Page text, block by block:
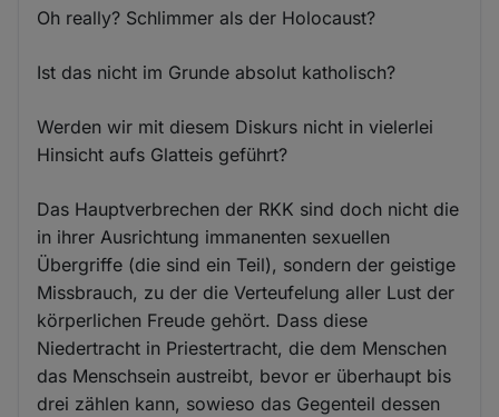
Oh really? Schlimmer als der Holocaust?
Ist das nicht im Grunde absolut katholisch?
Werden wir mit diesem Diskurs nicht in vielerlei
Hinsicht aufs Glatteis geführt?
Das Hauptverbrechen der RKK sind doch nicht die
in ihrer Ausrichtung immanenten sexuellen
Übergriffe (die sind ein Teil), sondern der geistige
Missbrauch, zu der die Verteufelung aller Lust der
körperlichen Freude gehört. Dass diese
Niedertracht in Priestertracht, die dem Menschen
das Menschsein austreibt, bevor er überhaupt bis
drei zählen kann, sowieso das Gegenteil dessen